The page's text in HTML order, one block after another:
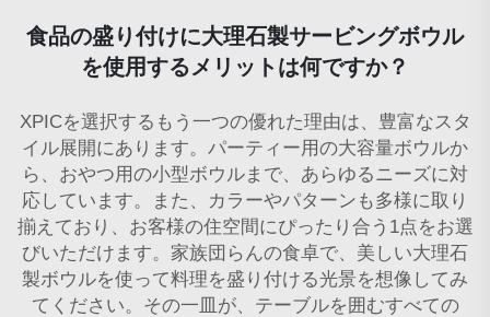
食品の盛り付けに大理石製サービングボウル
を使用するメリットは何ですか？
XPICを選択するもう一つの優れた理由は、豊富なスタ
イル展開にあります。パーティー用の大容量ボウルか
ら、おやつ用の小型ボウルまで、あらゆるニーズに対
応しています。また、カラーやパターンも多様に取り
揃えており、お客様の住空間にぴったり合う1点をお選
びいただけます。家族団らんの食卓で、美しい大理石
製ボウルを使って料理を盛り付ける光景を想像してみ
てください。その一皿が、テーブルを囲むすべての